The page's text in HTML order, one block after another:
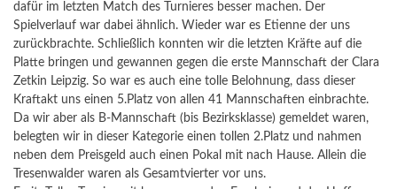
dafür im letzten Match des Turnieres besser machen. Der
Spielverlauf war dabei ähnlich. Wieder war es Etienne der uns
zurückbrachte. Schließlich konnten wir die letzten Kräfte auf die
Platte bringen und gewannen gegen die erste Mannschaft der Clara
Zetkin Leipzig. So war es auch eine tolle Belohnung, dass dieser
Kraftakt uns einen 5.Platz von allen 41 Mannschaften einbrachte.
Da wir aber als B-Mannschaft (bis Bezirksklasse) gemeldet waren,
belegten wir in dieser Kategorie einen tollen 2.Platz und nahmen
neben dem Preisgeld auch einen Pokal mit nach Hause. Allein die
Tresenwalder waren als Gesamtvierter vor uns.